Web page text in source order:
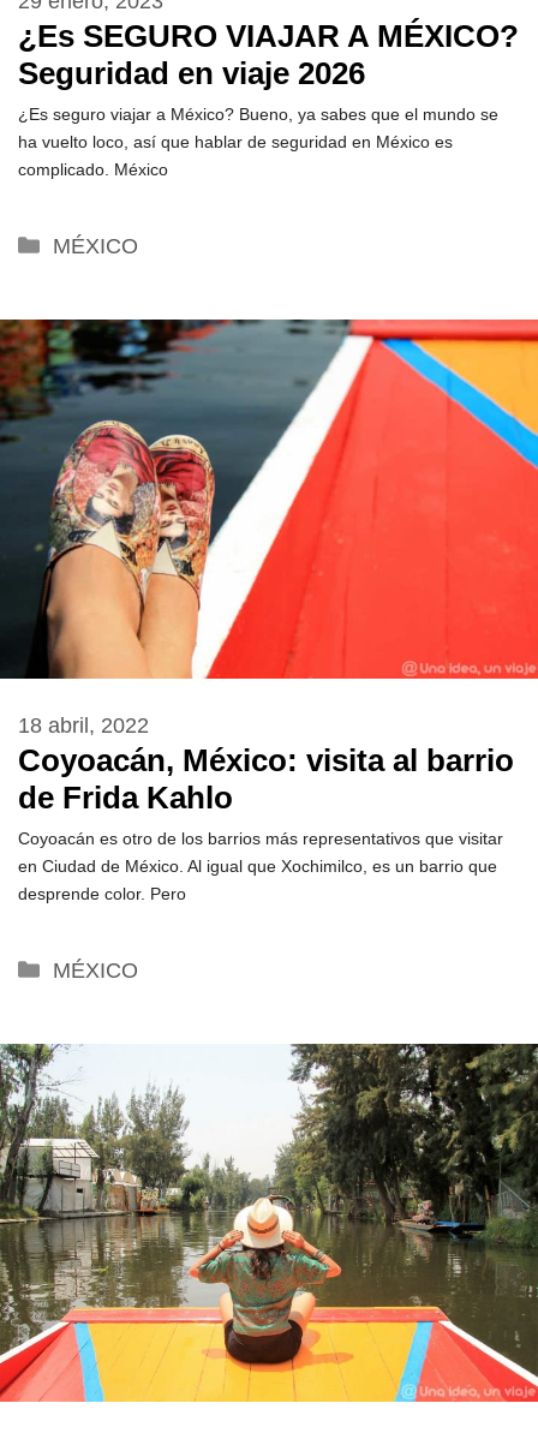
¿Es SEGURO VIAJAR A MÉXICO?
Seguridad en viaje 2026
¿Es seguro viajar a México? Bueno, ya sabes que el mundo se
ha vuelto loco, así que hablar de seguridad en México es
complicado. México
Categorías
MÉXICO
Coyoacán, México: visita al barrio
de Frida Kahlo
18 abril, 2022
Coyoacán es otro de los barrios más representativos que visitar
en Ciudad de México. Al igual que Xochimilco, es un barrio que
desprende color. Pero
Categorías
MÉXICO